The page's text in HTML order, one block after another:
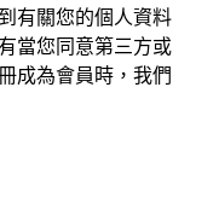
有關您的個人資料
當您同意第三方或
成為會員時，我們